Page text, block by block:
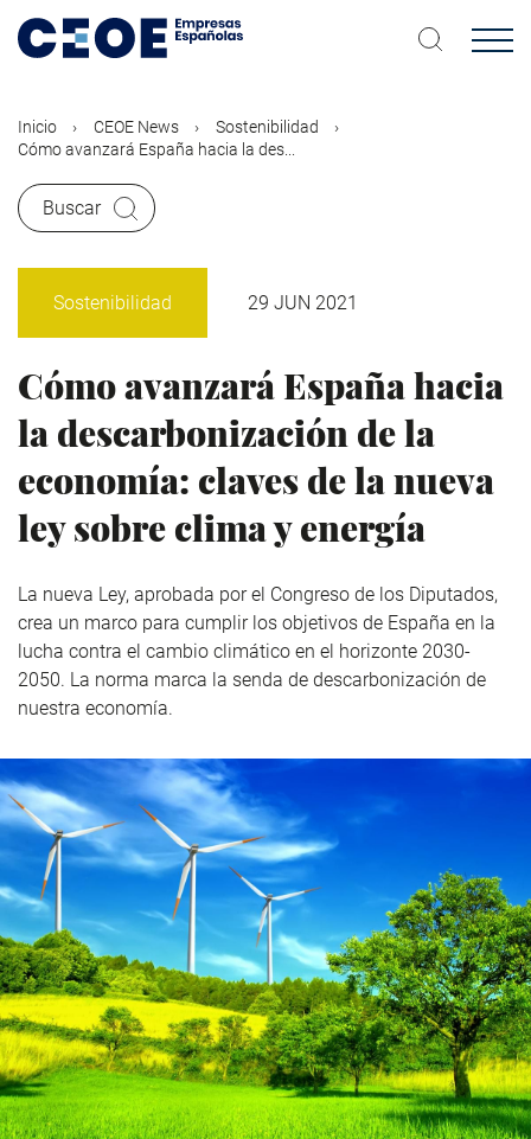
contenido
Inicio CEOE News
Sostenibilidad
Cómo avanzará España hacia la des...
Buscar
Sostenibilidad 29 JUN 2021
Cómo avanzará España hacia
la descarbonización de la
economía: claves de la nueva
ley sobre clima y energía
La nueva Ley, aprobada por el Congreso de los Diputados,
crea un marco para cumplir los objetivos de España en la
lucha contra el cambio climático en el horizonte 2030-
2050. La norma marca la senda de descarbonización de
nuestra economía.